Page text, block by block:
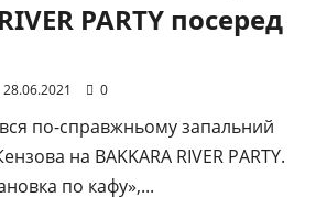
НАЙМАШТАБНІША
ПОДІЯ,
ТА
ЮНИХ
ЗІ
ВСІЄЇ
УКРАНИ
PARTY посеред
28.06.2021 0
по-справжньому запальний
на BAKKARA RIVER PARTY.
по кафу»,...